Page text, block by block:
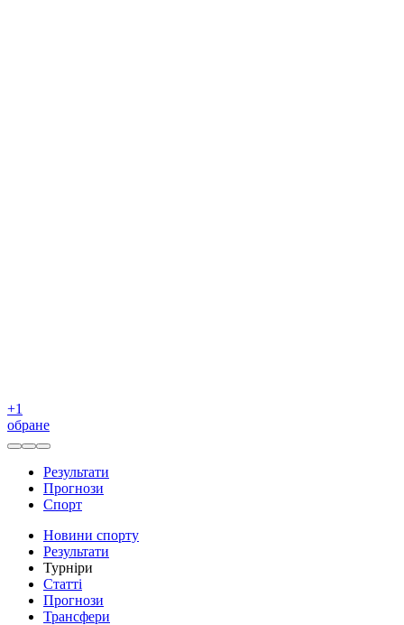
+1
обране
Результати
Прогнози
Спорт
Новини спорту
Результати
Турніри
Статті
Прогнози
Трансфери